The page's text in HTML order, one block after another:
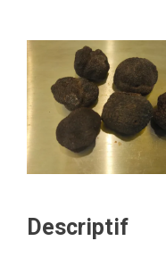
Descriptif